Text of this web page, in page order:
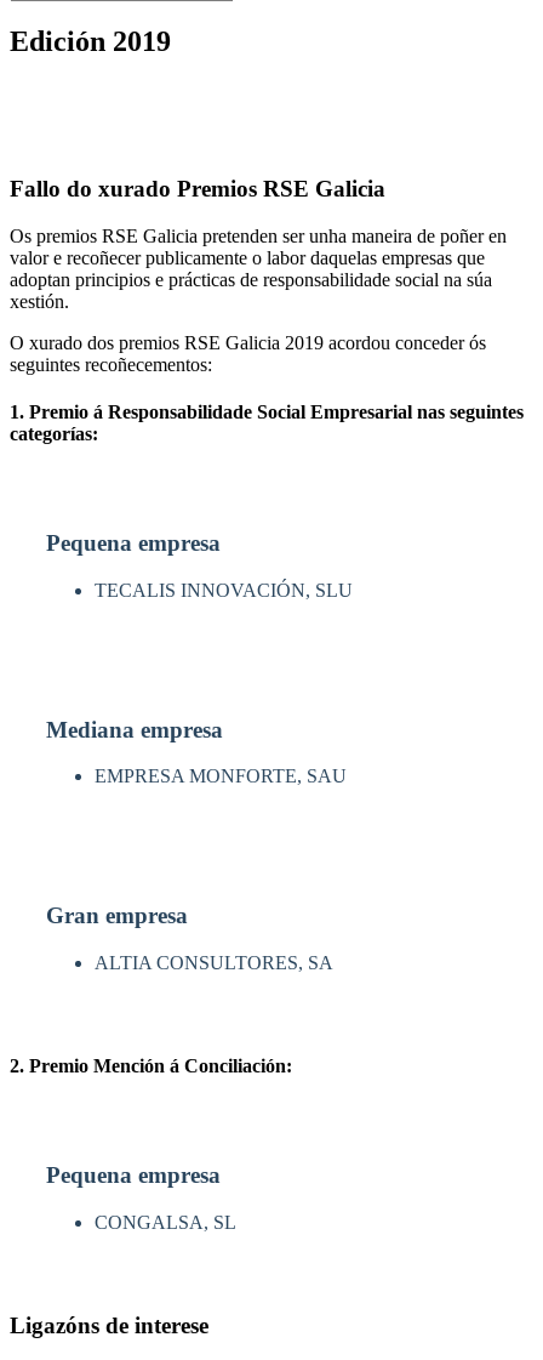
Edición 2019
Fallo do xurado Premios RSE Galicia
Os premios RSE Galicia pretenden ser unha maneira de poñer en
valor e recoñecer publicamente o labor daquelas empresas que
adoptan principios e prácticas de responsabilidade social na súa
xestión.
O xurado dos premios RSE Galicia 2019 acordou conceder ós
seguintes recoñecementos:
1. Premio á Responsabilidade Social Empresarial nas seguintes
categorías:
Pequena empresa
TECALIS INNOVACIÓN, SLU
Mediana empresa
EMPRESA MONFORTE, SAU
Gran empresa
ALTIA CONSULTORES, SA
2. Premio Mención á Conciliación:
Pequena empresa
CONGALSA, SL
Ligazóns de interese